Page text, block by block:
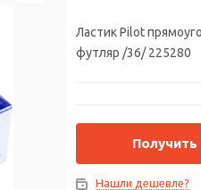
Ластик Pilot
футляр /36/ 225280
Получить
Нашли дешевле?